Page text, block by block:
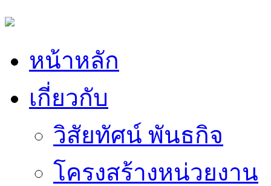
หน้าหลัก
เกี่ยวกับ
วิสัยทัศน์ พันธกิจ
โครงสร้างหน่วยงาน